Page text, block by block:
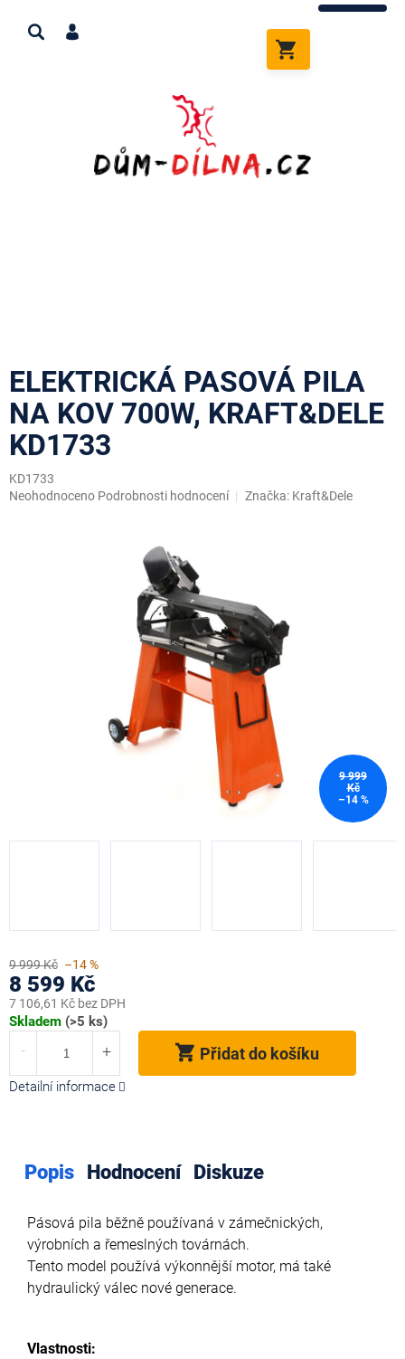
obsah
KOŠÍK
ELEKTRICKÁ PASOVÁ PILA
NA KOV 700W, KRAFT&DELE
KD1733
KD1733
Průměrné
Neohodnoceno Podrobnosti hodnocení Značka: Kraft&Dele
9 999
Kč
–14 %
9 999 Kč –14 %
8 599 Kč
7 106,61 Kč bez DPH
Měrná
Skladem (>5 ks)
Přidat do košíku
Detailní informace
Popis Hodnocení Diskuze
Pásová pila běžně používaná v zámečnických,
výrobních a řemeslných továrnách.
Tento model používá výkonnější motor, má také
hydraulický válec nové generace.
Vlastnosti: